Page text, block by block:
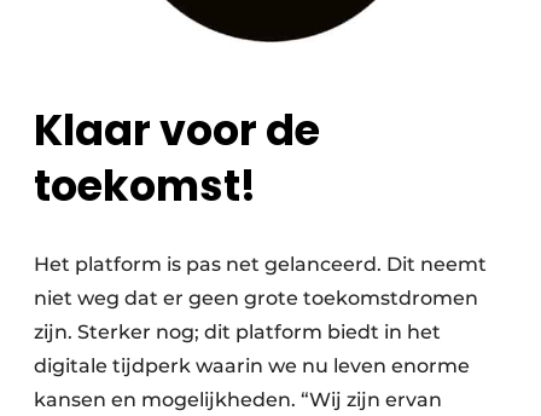
Klaar voor de
toekomst!
Het platform is pas net gelanceerd. Dit neemt
niet weg dat er geen grote toekomstdromen
zijn. Sterker nog; dit platform biedt in het
digitale tijdperk waarin we nu leven enorme
kansen en mogelijkheden. “Wij zijn ervan